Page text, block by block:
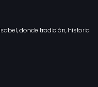
donde tradición, historia